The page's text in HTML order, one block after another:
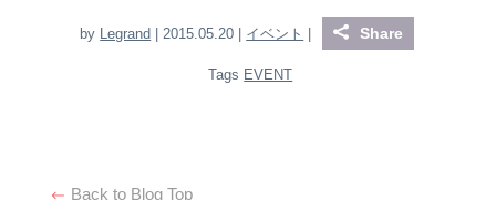
by Legrand | 2015.05.20 | イベント Share
Tags EVENT
Back to Blog Top